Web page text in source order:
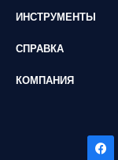
ИНСТРУМЕНТЫ
СПРАВКА
КОМПАНИЯ